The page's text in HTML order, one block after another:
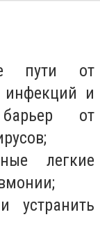
пути от
инфекций и
от
легкие
устранить